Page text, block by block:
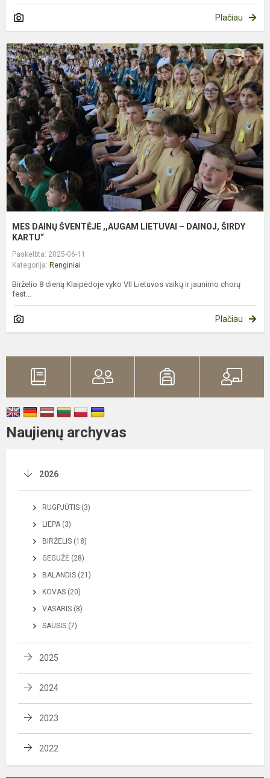
Plačiau
MES DAINŲ ŠVENTĖJE ,,AUGAM LIETUVAI – DAINOJ, ŠIRDY
KARTU“
Paskelbta: 2025-06-11
Kategorija: Renginiai
Birželio 8 dieną Klaipėdoje vyko VII Lietuvos vaikų ir jaunimo chorų
fest...
Plačiau
Naujienų archyvas
2026
RUGPJŪTIS (3)
LIEPA (3)
BIRŽELIS (18)
GEGUŽĖ (28)
BALANDIS (21)
KOVAS (20)
VASARIS (8)
SAUSIS (7)
2025
2024
2023
2022